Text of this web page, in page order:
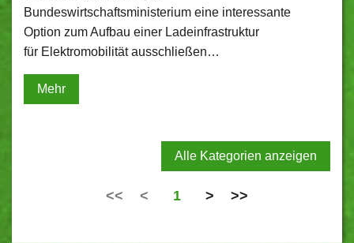
Bundeswirtschaftsministerium eine interessante
Option zum Aufbau einer Ladeinfrastruktur
für Elektromobilität ausschließen…
Mehr
Alle Kategorien anzeigen
<< < 1 > >>